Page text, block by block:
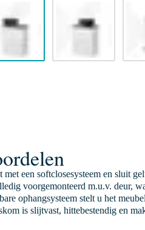
met een softclosesysteem en sluit
voorgemonteerd m.u.v. deur,
ophangsysteem stelt u het
is slijtvast, hittebestendig en